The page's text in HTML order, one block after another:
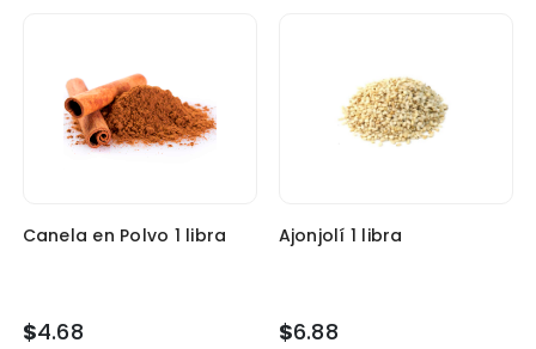
Canela en Polvo 1 libra
$4.68
Ajonjolí 1 libra
$6.88